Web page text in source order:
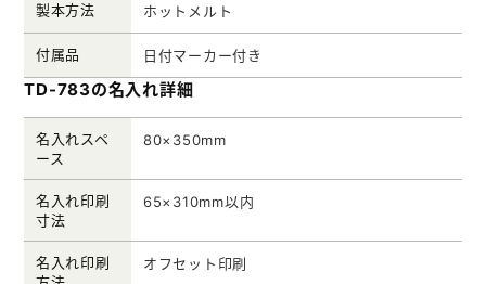
製本方法 ホットメルト
付属品 日付マーカー付き
TD-783の名入れ詳細
名入れスペ
ース
80×350mm
名入れ印刷
寸法
65×310mm以内
名入れ印刷
オフセット印刷